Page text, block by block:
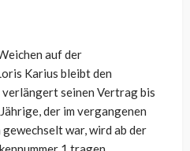
auf der
Karius bleibt den
seinen Vertrag bis
der im vergangenen
war, wird ab der